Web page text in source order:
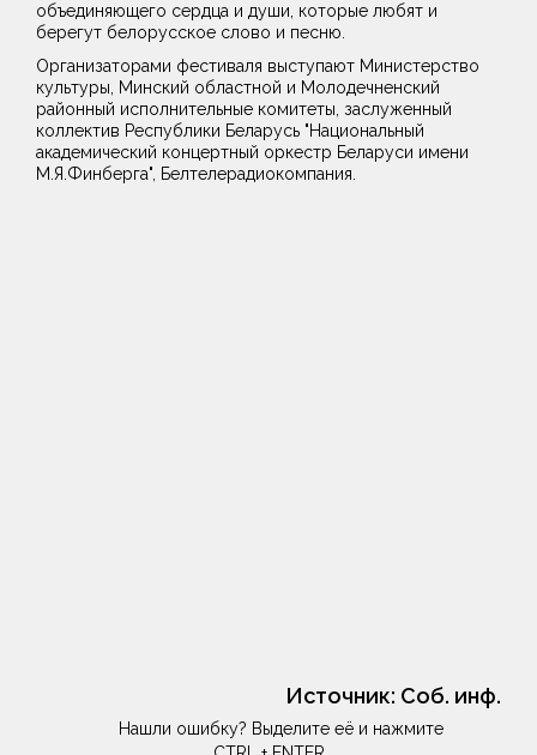
объединяющего сердца и души, которые любят и
берегут белорусское слово и песню.
Организаторами фестиваля выступают Министерство
культуры, Минский областной и Молодечненский
районный исполнительные комитеты, заслуженный
коллектив Республики Беларусь "Национальный
академический концертный оркестр Беларуси имени
М.Я.Финберга", Белтелерадиокомпания.
Источник: Соб. инф.
Нашли ошибку? Выделите её и нажмите